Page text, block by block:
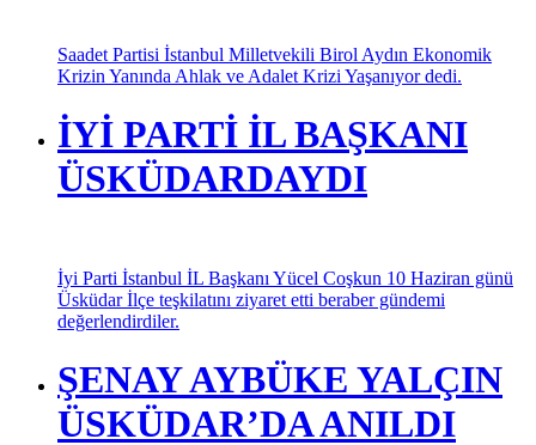
Saadet Partisi İstanbul Milletvekili Birol Aydın Ekonomik
İYİ PARTİ İL BAŞKANI
ÜSKÜDARDAYDI
İyi Parti İstanbul İL Başkanı Yücel Coşkun 10 Haziran günü
Üsküdar İlçe teşkilatını ziyaret etti beraber gündemi
ŞENAY AYBÜKE YALÇIN